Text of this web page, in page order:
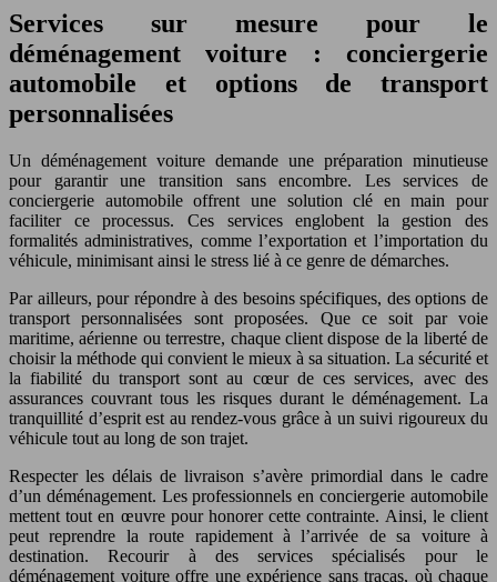
Services sur mesure pour le
déménagement voiture : conciergerie
automobile et options de transport
personnalisées
Un déménagement voiture demande une préparation minutieuse
pour garantir une transition sans encombre. Les services de
conciergerie automobile offrent une solution clé en main pour
faciliter ce processus. Ces services englobent la gestion des
formalités administratives, comme l’exportation et l’importation du
véhicule, minimisant ainsi le stress lié à ce genre de démarches.
Par ailleurs, pour répondre à des besoins spécifiques, des options de
transport personnalisées sont proposées. Que ce soit par voie
maritime, aérienne ou terrestre, chaque client dispose de la liberté de
choisir la méthode qui convient le mieux à sa situation. La sécurité et
la fiabilité du transport sont au cœur de ces services, avec des
assurances couvrant tous les risques durant le déménagement. La
tranquillité d’esprit est au rendez-vous grâce à un suivi rigoureux du
véhicule tout au long de son trajet.
Respecter les délais de livraison s’avère primordial dans le cadre
d’un déménagement. Les professionnels en conciergerie automobile
mettent tout en œuvre pour honorer cette contrainte. Ainsi, le client
peut reprendre la route rapidement à l’arrivée de sa voiture à
destination. Recourir à des services spécialisés pour le
déménagement voiture offre une expérience sans tracas, où chaque